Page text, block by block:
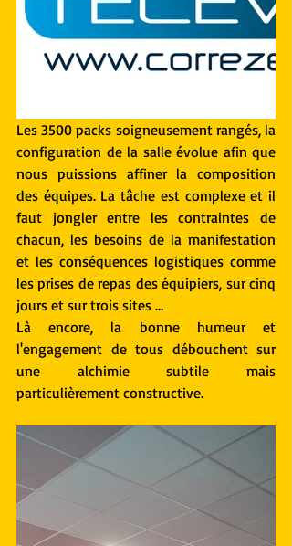
Les 3500 packs soigneusement rangés, la
configuration de la salle évolue afin que
nous puissions affiner la composition
des équipes. La tâche est complexe et il
faut jongler entre les contraintes de
chacun, les besoins de la manifestation
et les conséquences logistiques comme
les prises de repas des équipiers, sur cinq
jours et sur trois sites …
Là encore, la bonne humeur et
l'engagement de tous débouchent sur
une alchimie subtile mais
particulièrement constructive.